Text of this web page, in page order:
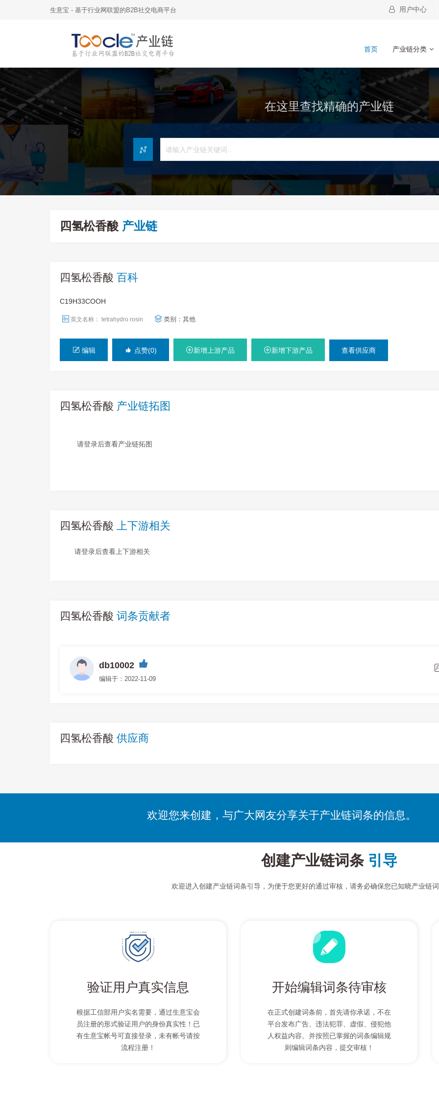
生意宝 - 基于行业网联盟的B2B社交电商平台 用户中心
首页 产业链分类
在这里查找精确的产业链
四氢松香酸 产业链
四氢松香酸 百科
C19H33COOH
英文名称： tetrahydro rosin 类别： 其他
编辑 点赞(0) 新增上游产品 新增下游产品 查看供应商
四氢松香酸 产业链拓图
请登录后查看产业链拓图
四氢松香酸 上下游相关
请登录后查看上下游相关
四氢松香酸 词条贡献者
db10002
编辑于：2022-11-09
四氢松香酸 供应商
欢迎您来创建，与广大网友分享关于产业链词条的信息。
创建产业链词条 引导
欢迎进入创建产业链词条引导，为便于您更好的通过审核，请务必确保您已知晓产业链
验证用户真实信息
根据工信部用户实名需要，通过生意宝会
员注册的形式验证用户的身份真实性！已
有生意宝帐号可直接登录，未有帐号请按
流程注册！
开始编辑词条待审核
在正式创建词条前，首先请你承诺，不在
平台发布广告、违法犯罪、虚假、侵犯他
人权益内容。并按照已掌握的词条编辑规
则编辑词条内容，提交审核！